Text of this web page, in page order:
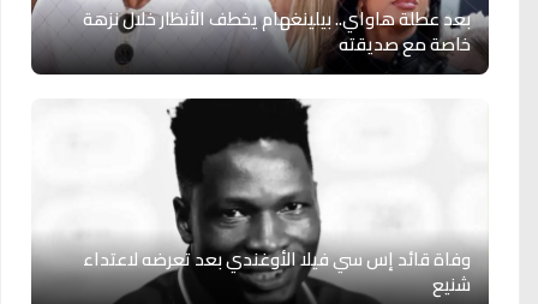
بعد عطلة هاواي.. بيلينغهام يخطف الأنظار خلال نزهة
خاصة مع صديقته
وفاة قائد إس سي فيلا الأوغندي بعد تعرضه لاعتداء
شنيع